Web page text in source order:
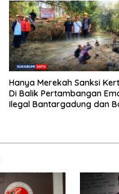
Hanya Merekah Sanksi
Di Balik Pertambangan
Ilegal Bantargadung dan